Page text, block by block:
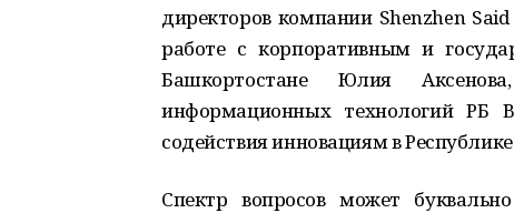
директоров компании Shenzhen
работе с корпоративным и
Башкортостане Юлия
информационных технологий
содействия инновациям в
Спектр вопросов может